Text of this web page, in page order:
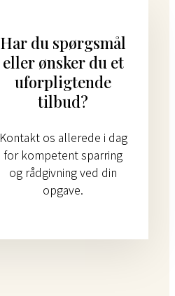
Har du spørgsmål
eller ønsker du et
uforpligtende
tilbud?
Kontakt os allerede i dag
for kompetent sparring
og rådgivning ved din
opgave.